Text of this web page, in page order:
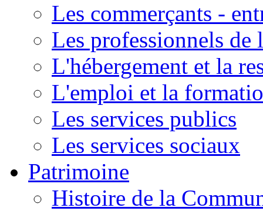
Les commerçants -
Les professionnels de
L'hébergement et la
L'emploi et la
Les services publics
Les services sociaux
Patrimoine
Histoire de la